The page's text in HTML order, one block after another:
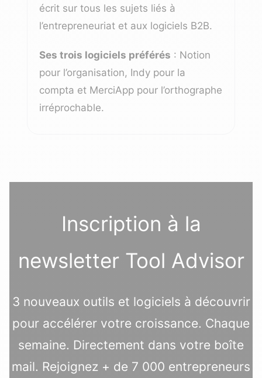
écrit sur tous les sujets liés à
l’entrepreneuriat et aux logiciels B2B.
Ses trois logiciels préférés : Notion
pour l’organisation, Indy pour la
compta et MerciApp pour l’orthographe
irréprochable.
Inscription à la
newsletter Tool Advisor
3 nouveaux outils et logiciels à découvrir
pour accélérer votre croissance. Chaque
semaine. Directement dans votre boîte
mail. Rejoignez + de 7 000 entrepreneurs